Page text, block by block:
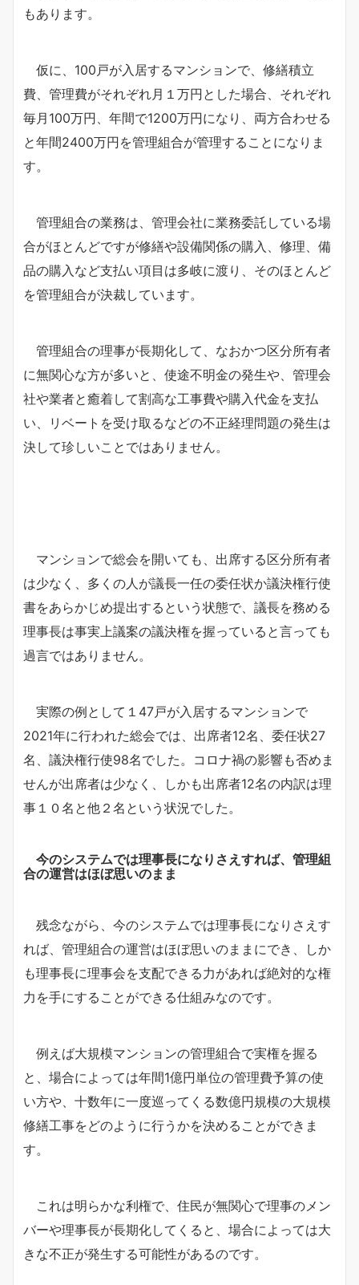
もあります。
仮に、100戸が入居するマンションで、修繕積立
費、管理費がそれぞれ月１万円とした場合、それぞれ
毎月100万円、年間で1200万円になり、両方合わせる
と年間2400万円を管理組合が管理することになりま
す。
管理組合の業務は、管理会社に業務委託している場
合がほとんどですが修繕や設備関係の購入、修理、備
品の購入など支払い項目は多岐に渡り、そのほとんど
を管理組合が決裁しています。
管理組合の理事が長期化して、なおかつ区分所有者
に無関心な方が多いと、使途不明金の発生や、管理会
社や業者と癒着して割高な工事費や購入代金を支払
い、リベートを受け取るなどの不正経理問題の発生は
決して珍しいことではありません。
マンションで総会を開いても、出席する区分所有者
は少なく、多くの人が議長一任の委任状か議決権行使
書をあらかじめ提出するという状態で、議長を務める
理事長は事実上議案の議決権を握っていると言っても
過言ではありません。
実際の例として１47戸が入居するマンションで
2021年に行われた総会では、出席者12名、委任状27
名、議決権行使98名でした。コロナ禍の影響も否めま
せんが出席者は少なく、しかも出席者12名の内訳は理
事１０名と他２名という状況でした。
今のシステムでは理事長になりさえすれば、管理組
合の運営はほぼ思いのまま
残念ながら、今のシステムでは理事長になりさえす
れば、管理組合の運営はほぼ思いのままにでき、しか
も理事長に理事会を支配できる力があれば絶対的な権
力を手にすることができる仕組みなのです。
例えば大規模マンションの管理組合で実権を握る
と、場合によっては年間1億円単位の管理費予算の使
い方や、十数年に一度巡ってくる数億円規模の大規模
修繕工事をどのように行うかを決めることができま
す。
これは明らかな利権で、住民が無関心で理事のメン
バーや理事長が長期化してくると、場合によっては大
きな不正が発生する可能性があるのです。